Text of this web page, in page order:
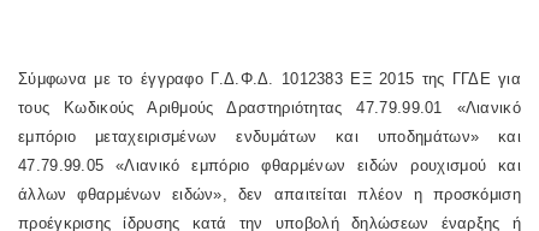
Σύμφωνα με το έγγραφο Γ.Δ.Φ.Δ. 1012383 ΕΞ 2015 της ΓΓΔΕ για
τους Κωδικούς Αριθμούς Δραστηριότητας 47.79.99.01 «Λιανικό
εμπόριο μεταχειρισμένων ενδυμάτων και υποδημάτων» και
47.79.99.05 «Λιανικό εμπόριο φθαρμένων ειδών ρουχισμού και
άλλων φθαρμένων ειδών», δεν απαιτείται πλέον η προσκόμιση
προέγκρισης ίδρυσης κατά την υποβολή δηλώσεων έναρξης ή